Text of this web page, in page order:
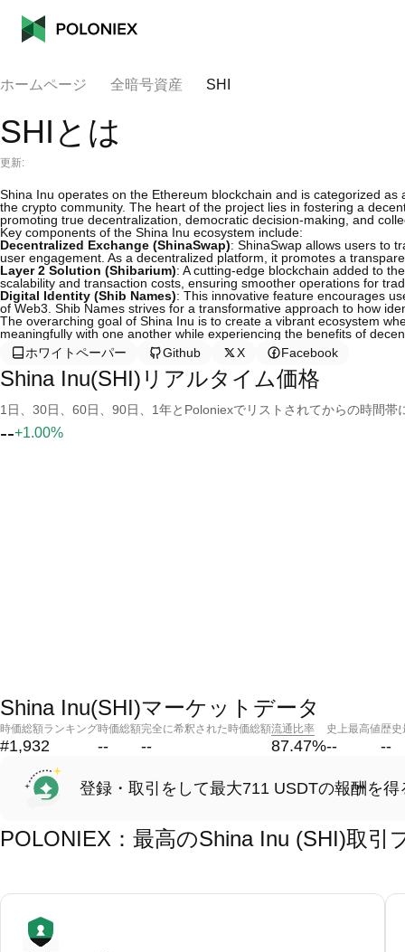
ホームページ 全暗号資産 SHI
SHIとは
更新:
Shina Inu operates on the Ethereum blockchain and is categorized
the crypto community. The heart of the project lies in fostering a
promoting true decentralization, democratic decision-making, and
Key components of the Shina Inu ecosystem include:
Decentralized Exchange (ShinaSwap): ShinaSwap allows users to
user engagement. As a decentralized platform, it promotes a
Layer 2 Solution (Shibarium): A cutting-edge blockchain added to
scalability and transaction costs, ensuring smoother operations for
Digital Identity (Shib Names): This innovative feature encourages
of Web3. Shib Names strives for a transformative approach to how
The overarching goal of Shina Inu is to create a vibrant ecosystem
meaningfully with one another while experiencing the benefits of
ホワイトペーパー
Github X Facebook
Shina Inu(SHI)リアルタイム価格
1日、30日、60日、90日、1年とPoloniexでリストされてからの時間
--+1.00%
Shina Inu(SHI)マーケットデータ
時価総額ランキング
#1,932
時価総額
--
完全に希釈された時価総額
--
流通比率
87.47%
史上最高値
--
歴史
--
登録・取引をして最大711 USDTの報酬を得
POLONIEX：最高のShina Inu (SHI)取引